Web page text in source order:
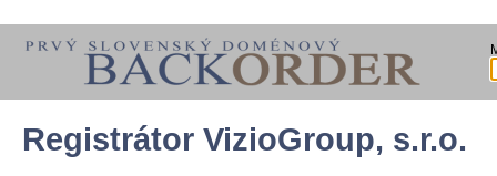
Registrátor VizioGroup, s.r.o.